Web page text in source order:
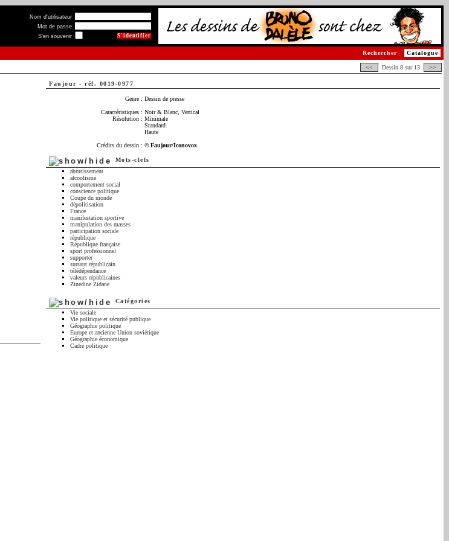
Nom d'utilisateur
Mot de passe
S'en souvenir
Catalogue
Rechercher
<< Dessin 8 sur 13 >>
Faujour - réf. 0019-0977
Genre : Dessin de presse
Caractéristiques : Noir & Blanc, Vertical
Résolution : Minimale
Standard
Haute
Crédits du dessin : © Faujour/Iconovox
Mots-clefs
abrutissement
alcoolisme
comportement social
conscience politique
Coupe du monde
dépolitisation
France
manifestation sportive
manipulation des masses
participation sociale
république
République française
sport professionnel
supporter
sursaut républicain
télédépendance
valeurs républicaines
Zinedine Zidane
Catégories
Vie sociale
Vie politique et sécurité publique
Géographie politique
Europe et ancienne Union soviétique
Géographie économique
Cadre politique